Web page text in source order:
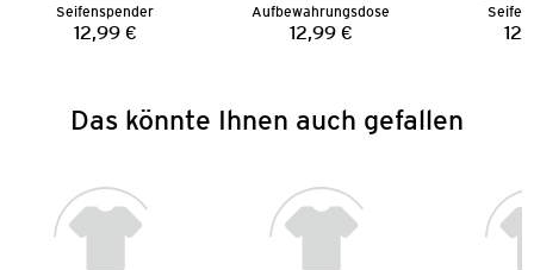
Seifenspender
Preis:
12,99 €
Aufbewahrungsdose
Preis:
12,99 €
Das könnte Ihnen auch gefallen